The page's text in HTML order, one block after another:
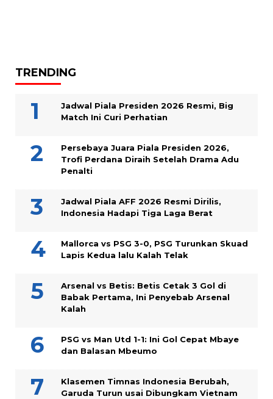
TRENDING
Jadwal Piala Presiden 2026 Resmi, Big
Match Ini Curi Perhatian
Persebaya Juara Piala Presiden 2026,
Trofi Perdana Diraih Setelah Drama Adu
Penalti
Jadwal Piala AFF 2026 Resmi Dirilis,
Indonesia Hadapi Tiga Laga Berat
Mallorca vs PSG 3-0, PSG Turunkan Skuad
Lapis Kedua lalu Kalah Telak
Arsenal vs Betis: Betis Cetak 3 Gol di
Babak Pertama, Ini Penyebab Arsenal
Kalah
PSG vs Man Utd 1-1: Ini Gol Cepat Mbaye
dan Balasan Mbeumo
Klasemen Timnas Indonesia Berubah,
Garuda Turun usai Dibungkam Vietnam